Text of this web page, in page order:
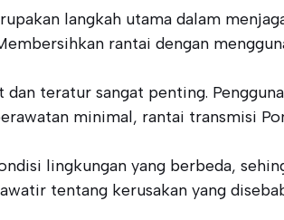
langkah utama dalam
rantai dengan
teratur sangat penting.
minimal, rantai transmisi
lingkungan yang berbeda,
tentang kerusakan yang